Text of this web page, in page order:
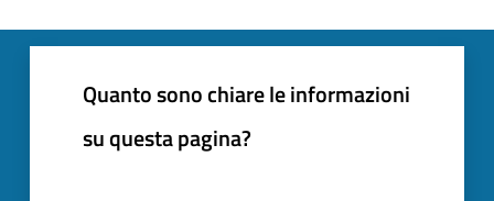
Quanto sono chiare le informazioni
su questa pagina?